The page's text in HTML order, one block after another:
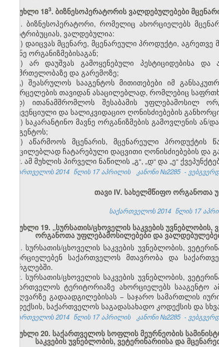
მუხლი 18​3. ბიზნესოპერატორის ვალდებულებები
1. ბიზნესოპერატორი, რომელიც ახორციელებს
დისტრიბუციას, ვალდებულია:
ა) დაიცვას მცენარე, მცენარეული პროდუქტი,
მავნე ორგანიზმებისაგან;
ბ) არ დაუშვას გამოყენებული პესტიციდებისა და
ჯანმრთელობაზე და გარემოზე;
გ) შეასრულოს სააგენტოს მითითებები იმ
გავრცელების თავიდან ასაცილებლად, რომლებიც
დ) ითანამშრომლოს შესაბამის უფლებამოსილ
პრევენციული და სალიკვიდაციო ღონისძიებების
ე) საკარანტინო მავნე ორგანიზმების გამოვლენის ან/
სააგენტოს;
ვ) აწარმოოს მცენარის, მცენარეული პროდუქტის
ასაცილებლად ჩატარებული დაცვითი ღონისძიებების და
2. ამ მუხლის პირველი ნაწილის „გ“, „დ“ და „ე“
საქართველოს 2014 წლის 17 აპრილის კანონი №2285 -
თავი IV. სახელმწიფო ორგანოთა
საქართველოს 2014 წლის 17
მუხლი 19. „სურსათის/ცხოველის საკვების
ორგანოთა უფლებამოსილებები და
1. სურსათის/ცხოველის საკვების უვნებლობის,
ახორციელებენ საქართველოს მთავრობა და
ფარგლებში.
2. სურსათის/ცხოველის საკვების უვნებლობის,
საქართველოს ტერიტორიაზე ახორციელებს
საზღვარზე გადაადგილებისას − საჯარო სამართლის
კოდექსის, საქართველოს საგადასახადო კოდექსის და
საქართველოს 2014 წლის 17 აპრილის კანონი №2285 -
მუხლი 20. საქართველოს სოფლის მეურნეობის
საკვების უვნებლობის, ვეტერინარიისა და